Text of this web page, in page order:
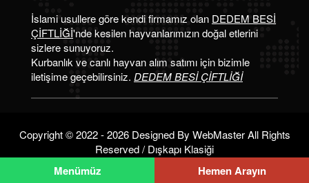
İslami usullere göre kendi firmamız olan DEDEM BESİ
ÇİFTLİĞİ'nde kesilen hayvanlarımızın doğal etlerini
sizlere sunuyoruz.
Kurbanlık ve canlı hayvan alım satımı için bizimle
iletişime geçebilirsiniz. DEDEM BESİ ÇİFTLİĞİ
Copyright © 2022 - 2026 Designed By WebMasterAll Rights
Reserved / Dışkapı Klasiği
Menümüz Hemen Arayın